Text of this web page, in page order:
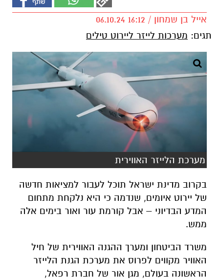
אייל בן שמחון / 16:12 06.10.24
תגים: מערכות לייזר ליירוט טילים
מערכת הלייזר האווירית
בקרוב מדינת ישראל תוכל לעבור למציאות חדשה
של יירוט איומים, שנדמה כי היא נלקחת מתחום
המדע הבדיוני – אבל קורמת עור ואור בימים אלה
ממש.
משרד הביטחון ומערך ההגנה האווירית של חיל
האוויר מקווים לפרוס את מערכת הגנת הלייזר
הראשונה בעולם, מגן אור של חברת רפאל,